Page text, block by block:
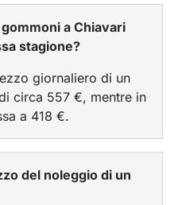
a Chiavari
stagione?
giornaliero di un
circa 557 €, mentre in
a 418 €.
del noleggio di un